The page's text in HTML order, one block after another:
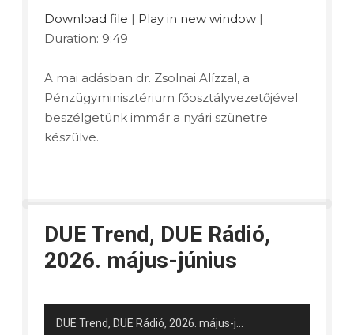
Download file | Play in new window |
Duration: 9:49
A mai adásban dr. Zsolnai Alízzal, a
Pénzügyminisztérium főosztályvezetőjével
beszélgetünk immár a nyári szünetre
készülve.
DUE Trend, DUE Rádió,
2026. május-június